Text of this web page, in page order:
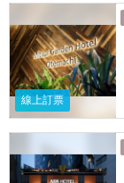
線上訂票